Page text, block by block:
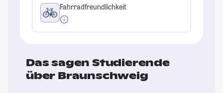
Fahrradfreundlichkeit
Das sagen Studierende
über Braunschweig